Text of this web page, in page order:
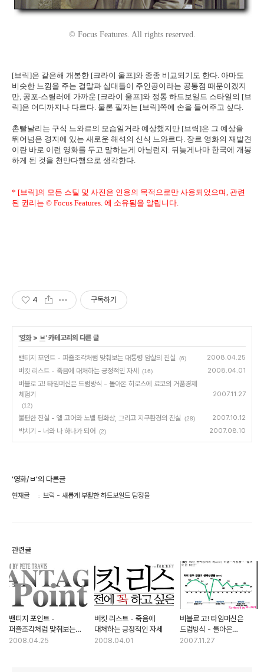
© Focus Features. All rights reserved.
[브릭]은 같은해 개봉한 [크라이 울프]와 종종 비교되기도 한다. 아마도
비슷한 느낌을 주는 결말과 십대들이 주인공이라는 공통점 때문이겠지
만, 공포-스릴러에 가까운 [크라이 울프]와 정통 하드보일드 스타일의 [브
릭]은 어디까지나 다르다. 물론 필자는 [브릭]쪽에 손을 들어주고 싶다.
촌빨날리는 구식 느와르의 모습일거라 예상했지만 [브릭]은 그 예상을
뛰어넘은 경지에 있는 새로운 해석의 신식 느와르다. 장르 영화의 재발견
이란 바로 이런 영화를 두고 말하는게 아닐런지. 뒤늦게나마 한국에 개봉
하게 된 것을 천만다행으로 생각한다.
* [브릭]의 모든 스틸 및 사진은 인용의 목적으로만 사용되었으며, 관련
된 권리는 © Focus Features. 에 소유됨을 알립니다.
4 구독하기
'영화> ㅂ' 카테고리의 다른 글
밴티지 포인트 - 퍼즐조각처럼 맞춰보는 대통령 암살의 진실 (6) 2008.04.25
버킷 리스트 - 죽음에 대처하는 긍정적인 자세 (16) 2008.04.01
버블로 고! 타임머신은 드럼방식 - 돌아온 히로스에 료코의 거품경제
체험기
(12)
2007.11.27
불편한 진실 - 엘 고어와 노벨 평화상, 그리고 지구환경의 진실 (28) 2007.10.12
박치기 - 너와 나 하나가 되어 (2) 2007.08.10
'영화/ㅂ'의 다른글
현재글 브릭 - 새롭게 부활한 하드보일드 탐정물
관련글
밴티지 포인트 -
퍼즐조각처럼 맞춰보는
대통령 암살의 진실
2008.04.25
버킷 리스트 - 죽음에
대처하는 긍정적인 자세
2008.04.01
버블로 고! 타임머신은
드럼방식 - 돌아온
히로스에 료코의 거품경제
2007.11.27